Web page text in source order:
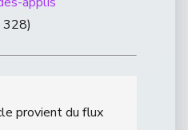
328)
provient du flux